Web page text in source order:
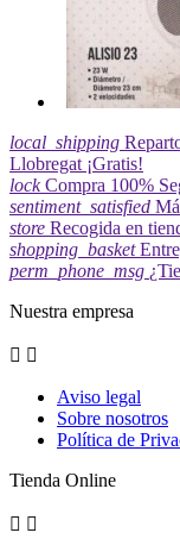
local_shipping
Llobregat ¡Gratis!
lock Compra 100%
sentiment_satisfied
store Recogida en
shopping_basket
perm_phone_msg
Nuestra empresa
 
Aviso legal
Sobre nosotros
Política de
Tienda Online
 